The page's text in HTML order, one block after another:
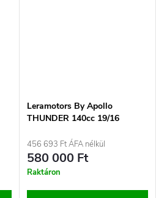
Leramotors By Apollo
THUNDER 140cc 19/16
456 693 Ft ÁFA nélkül
580 000 Ft
Raktáron